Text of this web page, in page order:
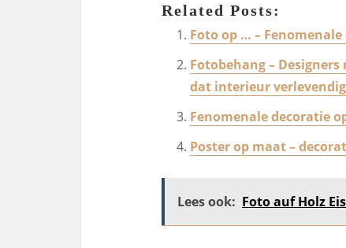
Related Posts:
Foto op … –
Fotobehang –
dat interieur
Fenomenale decoratie
Poster op maat –
Lees ook: Foto auf Holz